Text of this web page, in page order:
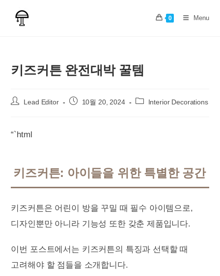
0 Menu
키즈커튼 완전대박 꿀템
Post Lead Editor
Post 10월 20, 2024
Post Interior Decorations
“`html
키즈커튼: 아이들을 위한 특별한 공간
키즈커튼은 어린이 방을 꾸밀 때 필수 아이템으로,
디자인뿐만 아니라 기능성 또한 갖춘 제품입니다.
이번 포스트에서는 키즈커튼의 특징과 선택할 때
고려해야 할 점들을 소개합니다.